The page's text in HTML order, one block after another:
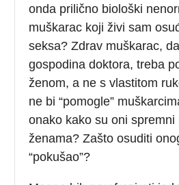
onda prilično biološki
muškarac koji živi sam
seksa? Zdrav muškarac,
gospodina doktora, treba
ženom, a ne s vlastitom
ne bi “pomogle”
onako kako su oni spremni
ženama? Zašto osuditi
“pokušao”?